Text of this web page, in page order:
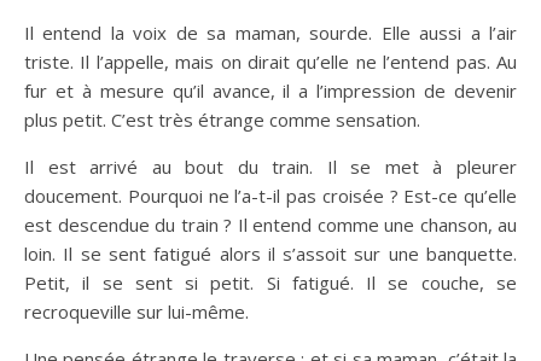
Il entend la voix de sa maman, sourde. Elle aussi a l’air
triste. Il l’appelle, mais on dirait qu’elle ne l’entend pas. Au
fur et à mesure qu’il avance, il a l’impression de devenir
plus petit. C’est très étrange comme sensation.
Il est arrivé au bout du train. Il se met à pleurer
doucement. Pourquoi ne l’a-t-il pas croisée ? Est-ce qu’elle
est descendue du train ? Il entend comme une chanson, au
loin. Il se sent fatigué alors il s’assoit sur une banquette.
Petit, il se sent si petit. Si fatigué. Il se couche, se
recroqueville sur lui-même.